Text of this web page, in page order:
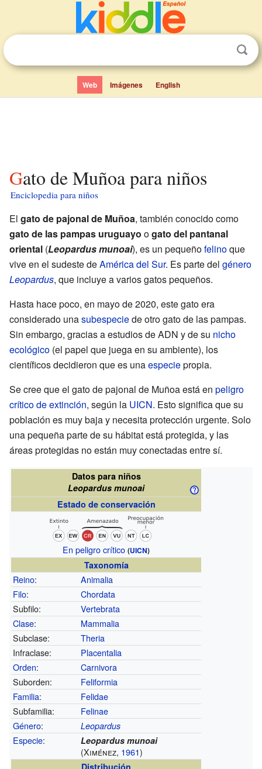
Web Imágenes English
Gato de Muñoa para niños
Enciclopedia para niños
El gato de pajonal de Muñoa, también conocido como
gato de las pampas uruguayo ogato del pantanal
oriental (Leopardus munoai), es un pequeñofelinoque
vive en el sudeste deAmérica del Sur. Es parte del género
Leopardus, que incluye a varios gatos pequeños.
Hasta hace poco, en mayo de 2020, este gato era
considerado unasubespeciede otro gato de las pampas.
Sin embargo, gracias a estudios de ADN y de su nicho
ecológico (el papel que juega en su ambiente), los
científicos decidieron que es unaespeciepropia.
Se cree que el gato de pajonal de Muñoa está en peligro
crítico de extinción, según la UICN. Esto significa que su
población es muy baja y necesita protección urgente. Solo
una pequeña parte de su hábitat está protegida, y las
áreas protegidas no están muy conectadas entre sí.
Datos para niños
Leopardus munoai
Estado de conservación
En peligro crítico (UICN)
Taxonomía
Reino:
Animalia
Filo:
Chordata
Subfilo:
Vertebrata
Clase:
Mammalia
Subclase:
Theria
Infraclase:
Placentalia
Orden:
Carnivora
Suborden:
Feliformia
Familia:
Felidae
Subfamilia:
Felinae
Género: Leopardus
Especie: Leopardus munoai
(Ximénez, 1961)